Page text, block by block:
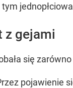
z gejami
się
pojawienie